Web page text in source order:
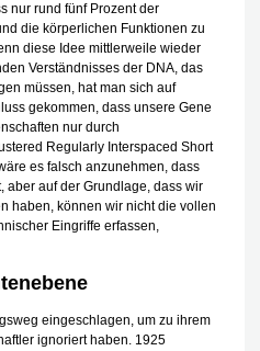
nur rund fünf Prozent der
die körperlichen Funktionen zu
diese Idee mittlerweile wieder
Verständnisses der DNA, das
müssen, hat man sich auf
gekommen, dass unsere Gene
nur durch
Regularly Interspaced Short
es falsch anzunehmen, dass
aber auf der Grundlage, dass wir
haben, können wir nicht die vollen
Eingriffe erfassen,
eingeschlagen, um zu ihrem
ignoriert haben. 1925